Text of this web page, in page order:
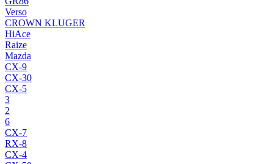
Verso
CROWN KLUGER
HiAce
Raize
Mazda
CX-9
CX-30
CX-5
3
2
6
CX-7
RX-8
CX-4